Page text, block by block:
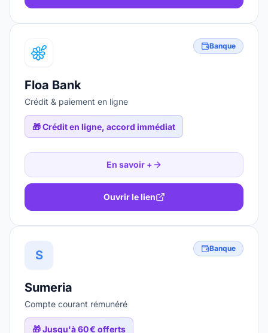
Banque
Floa Bank
Crédit & paiement en ligne
🎁Crédit en ligne, accord immédiat
En savoir +
Ouvrir le lien
S Banque
Sumeria
Compte courant rémunéré
🎁Jusqu'à 60 € offerts